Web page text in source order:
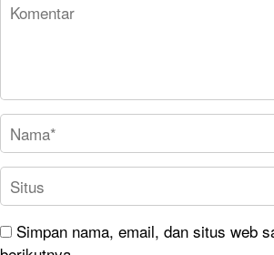
Simpan nama, email, dan situs web